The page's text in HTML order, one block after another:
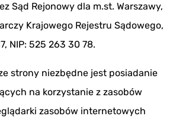
Sąd Rejonowy dla m.st. Warszawy,
Krajowego Rejestru Sądowego,
NIP: 525 263 30 78.
strony niezbędne jest posiadanie
na korzystanie z zasobów
zasobów internetowych